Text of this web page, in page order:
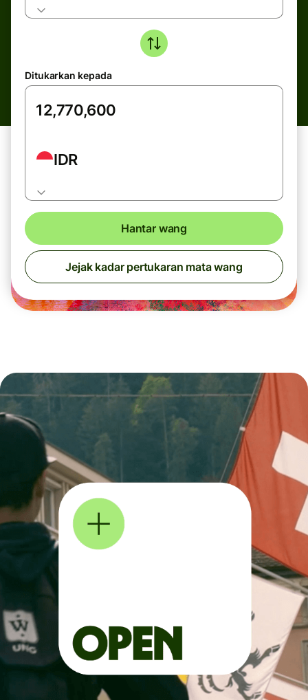
Ditukarkan kepada
IDR
Hantar wang
Jejak kadar pertukaran mata wang